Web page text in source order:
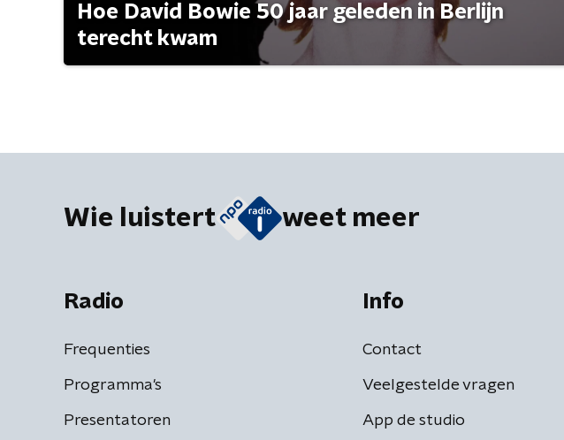
Hoe David Bowie 50 jaar geleden in Berlijn
terecht kwam
Wie luistert weet meer
Radio
Frequenties
Programma's
Presentatoren
Info
Contact
Veelgestelde vragen
App de studio